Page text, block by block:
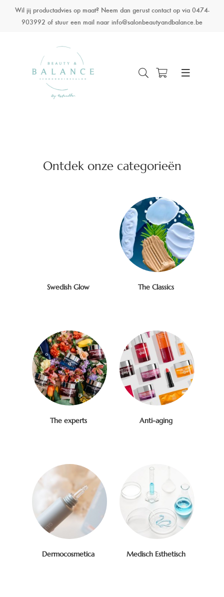
Wil jij productadvies op maat? Neem dan gerust contact op via 0474-
903992 of stuur een mail naar info@salonbeautyandbalance.be
Ontdek onze categorieën
Swedish Glow The Classics
The experts Anti-aging
Dermocosmetica Medisch Esthetisch